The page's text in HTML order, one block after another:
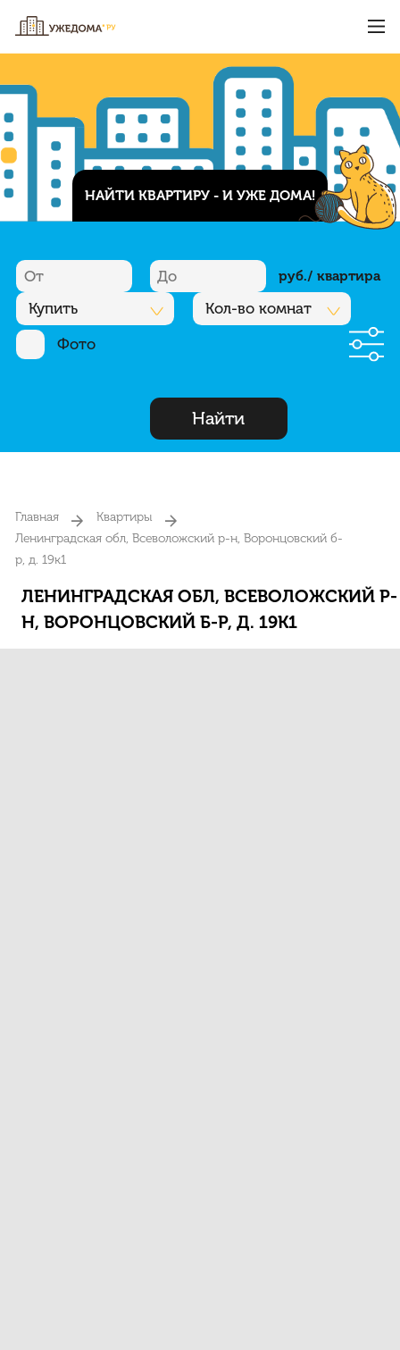
НАЙТИ КВАРТИРУ - И УЖЕ ДОМА!
Купить Кол-во комнат
руб./ квартира
Фото
Найти
Главная
Квартиры
Ленинградская обл, Всеволожский р-н, Воронцовский б-
р, д. 19к1
ЛЕНИНГРАДСКАЯ ОБЛ, ВСЕВОЛОЖСКИЙ Р-
Н, ВОРОНЦОВСКИЙ Б-Р, Д. 19К1